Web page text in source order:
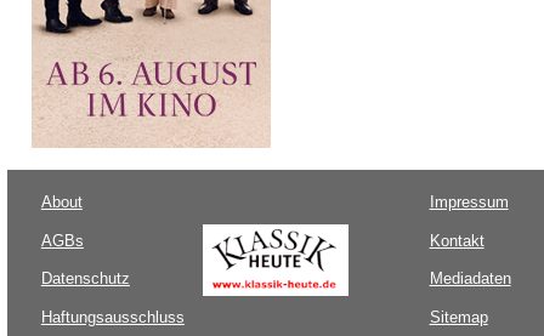
About
AGBs
Datenschutz
Haftungsausschluss
Impressum
Kontakt
Mediadaten
Sitemap